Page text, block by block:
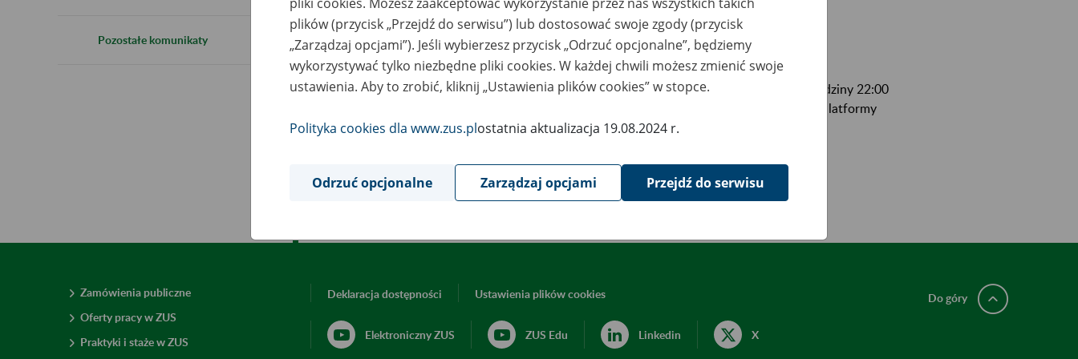
Pozostałe komunikaty
31 2020
W związku z koniecznością przeprowadzenia prac serwisowych 31 marca 2020 r. od godziny 22:00
do godziny 3:00 1 kwietnia 2020 r. mogą wystąpić ograniczenia w dostępie do portalu Platformy
Usług Elektronicznych i poszczególnych jego funkcji.
Powrót do listy
Zamówienia publiczne
Oferty pracy w ZUS
Praktyki i staże w ZUS
Deklaracja dostępności Ustawienia plików cookies
Elektroniczny ZUS ZUS Edu Linkedin X
Do góry
plików (przycisk „Przejdź do serwisu”) lub dostosować swoje zgody (przycisk
„Zarządzaj opcjami”). Jeśli wybierzesz przycisk „Odrzuć opcjonalne”, będziemy
wykorzystywać tylko niezbędne pliki cookies. W każdej chwili możesz zmienić swoje
ustawienia. Aby to zrobić, kliknij „Ustawienia plików cookies” w stopce.
Polityka cookies dla www.zus.plostatnia aktualizacja 19.08.2024 r.
Odrzuć opcjonalne Zarządzaj opcjami Przejdź do serwisu